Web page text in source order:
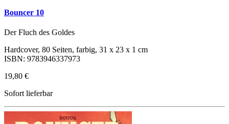
Bouncer 10
Der Fluch des Goldes
Hardcover, 80 Seiten, farbig, 31 x 23 x 1 cm
ISBN: 9783946337973
19,80 €
Sofort lieferbar